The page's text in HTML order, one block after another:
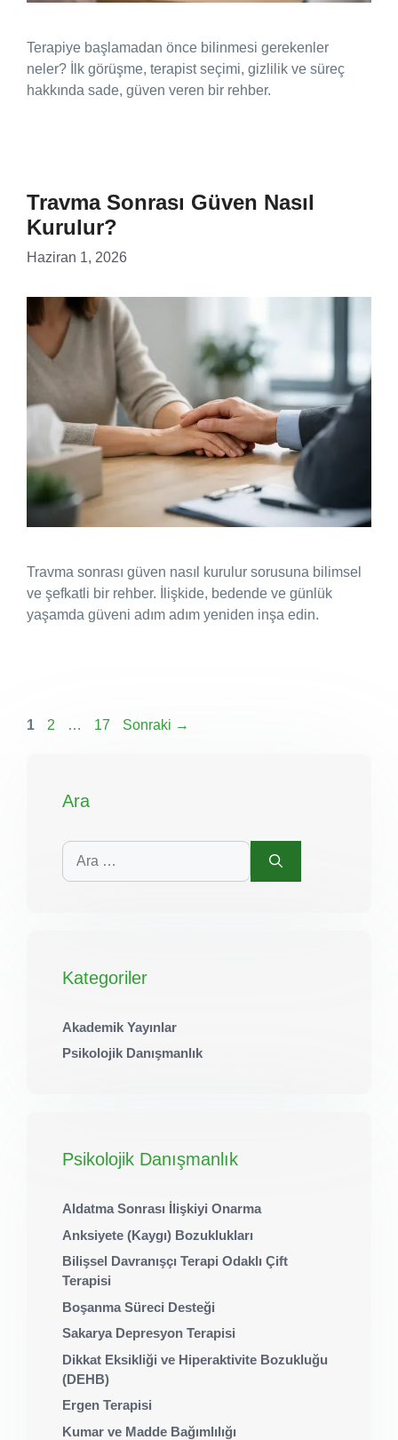
Terapiye başlamadan önce bilinmesi gerekenler
neler? İlk görüşme, terapist seçimi, gizlilik ve süreç
hakkında sade, güven veren bir rehber.
Travma Sonrası Güven Nasıl
Kurulur?
Haziran 1, 2026
Travma sonrası güven nasıl kurulur sorusuna bilimsel
ve şefkatli bir rehber. İlişkide, bedende ve günlük
yaşamda güveni adım adım yeniden inşa edin.
Sayfa
1 Sayfa
2 … Sayfa
17 Sonraki →
Ara
için
ara
Kategoriler
Akademik Yayınlar
Psikolojik Danışmanlık
Psikolojik Danışmanlık
Aldatma Sonrası İlişkiyi Onarma
Anksiyete (Kaygı) Bozuklukları
Bilişsel Davranışçı Terapi Odaklı Çift
Terapisi
Boşanma Süreci Desteği
Sakarya Depresyon Terapisi
Dikkat Eksikliği ve Hiperaktivite Bozukluğu
(DEHB)
Ergen Terapisi
Kumar ve Madde Bağımlılığı